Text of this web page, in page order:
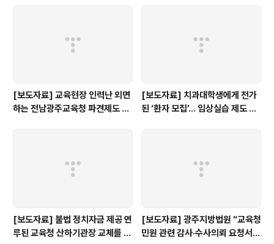
[보도자료] 교육현장 인력난 외면
하는 전남광주교육청 파견제도 재
[보도자료] 치과대학생에게 전가
된 ‘환자 모집’… 임상실습 제도 개
[보도자료] 불법 정치자금 제공 연
루된 교육청 산하기관장 교체를 촉
[보도자료] 광주지방법원 “교육청
민원 관련 감사·수사의뢰 요청서,